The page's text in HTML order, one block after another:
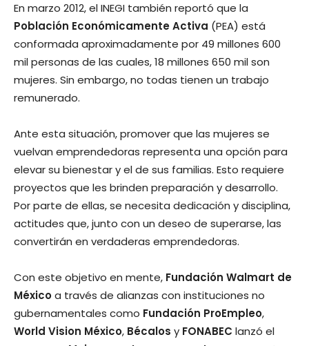
En marzo 2012, el INEGI también reportó que la
Población Económicamente Activa (PEA) está
conformada aproximadamente por 49 millones 600
mil personas de las cuales, 18 millones 650 mil son
mujeres. Sin embargo, no todas tienen un trabajo
remunerado.
Ante esta situación, promover que las mujeres se
vuelvan emprendedoras representa una opción para
elevar su bienestar y el de sus familias. Esto requiere
proyectos que les brinden preparación y desarrollo.
Por parte de ellas, se necesita dedicación y disciplina,
actitudes que, junto con un deseo de superarse, las
convertirán en verdaderas emprendedoras.
Con este objetivo en mente, Fundación Walmart de
Méxicoa través de alianzas con instituciones no
gubernamentales como Fundación ProEmpleo,
World Vision México, Bécalos y FONABEC lanzó el